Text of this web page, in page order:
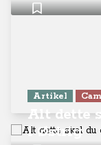
Artikel
Alt dette
i Østrig